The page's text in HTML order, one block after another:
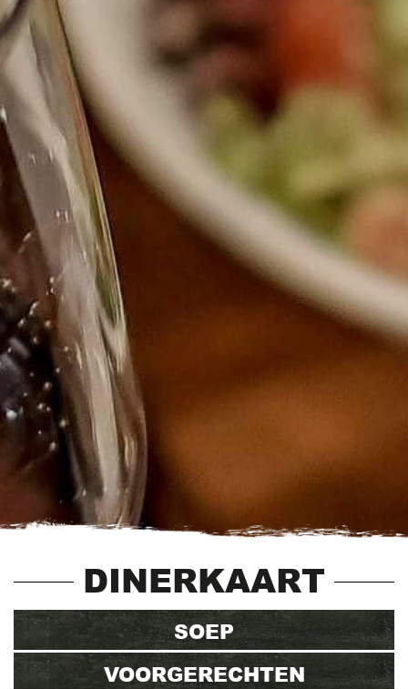
DINERKAART
SOEP
VOORGERECHTEN